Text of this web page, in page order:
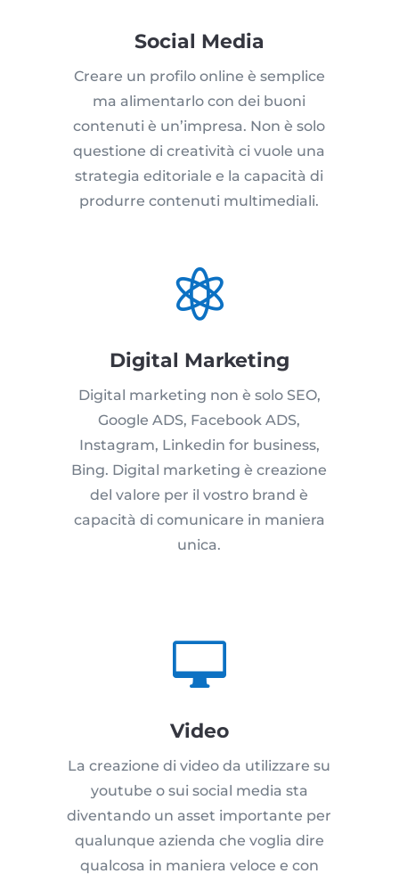
Social Media
Creare un profilo online è semplice
ma alimentarlo con dei buoni
contenuti è un’impresa. Non è solo
questione di creatività ci vuole una
strategia editoriale e la capacità di
produrre contenuti multimediali.

Digital Marketing
Digital marketing non è solo SEO,
Google ADS, Facebook ADS,
Instagram, Linkedin for business,
Bing. Digital marketing è creazione
del valore per il vostro brand è
capacità di comunicare in maniera
unica.

Video
La creazione di video da utilizzare su
youtube o sui social media sta
diventando un asset importante per
qualunque azienda che voglia dire
qualcosa in maniera veloce e con